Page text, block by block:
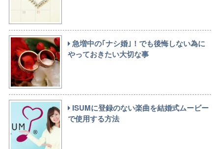
急増中の｢ナシ婚｣！でも後悔しない為に
やっておきたい大切な事
ISUMに登録のない楽曲を結婚式ムービー
で使用する方法